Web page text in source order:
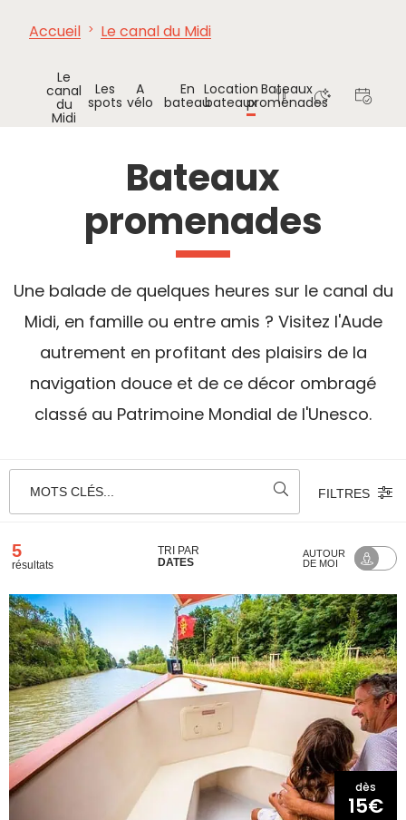
Accueil Le canal du Midi
Le
canal
du
Midi
Les
spots
A
vélo
En
bateau
Location
bateaux
Bateaux
promenades
Bateaux
promenades
Une balade de quelques heures sur le canal du
Midi, en famille ou entre amis ? Visitez l'Aude
autrement en profitant des plaisirs de la
navigation douce et de ce décor ombragé
classé au Patrimoine Mondial de l'Unesco.
MOTS CLÉS... FILTRES
5
résultats
TRI PAR
DATES
AUTOUR
DE MOI
dès
15€